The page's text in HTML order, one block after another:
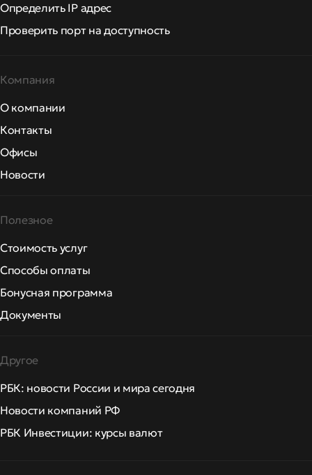
Определить IP адрес
Проверить порт на доступность
Компания
О компании
Контакты
Офисы
Новости
Полезное
Стоимость услуг
Способы оплаты
Бонусная программа
Документы
Другое
РБК: новости России и мира сегодня
Новости компаний РФ
РБК Инвестиции: курсы валют